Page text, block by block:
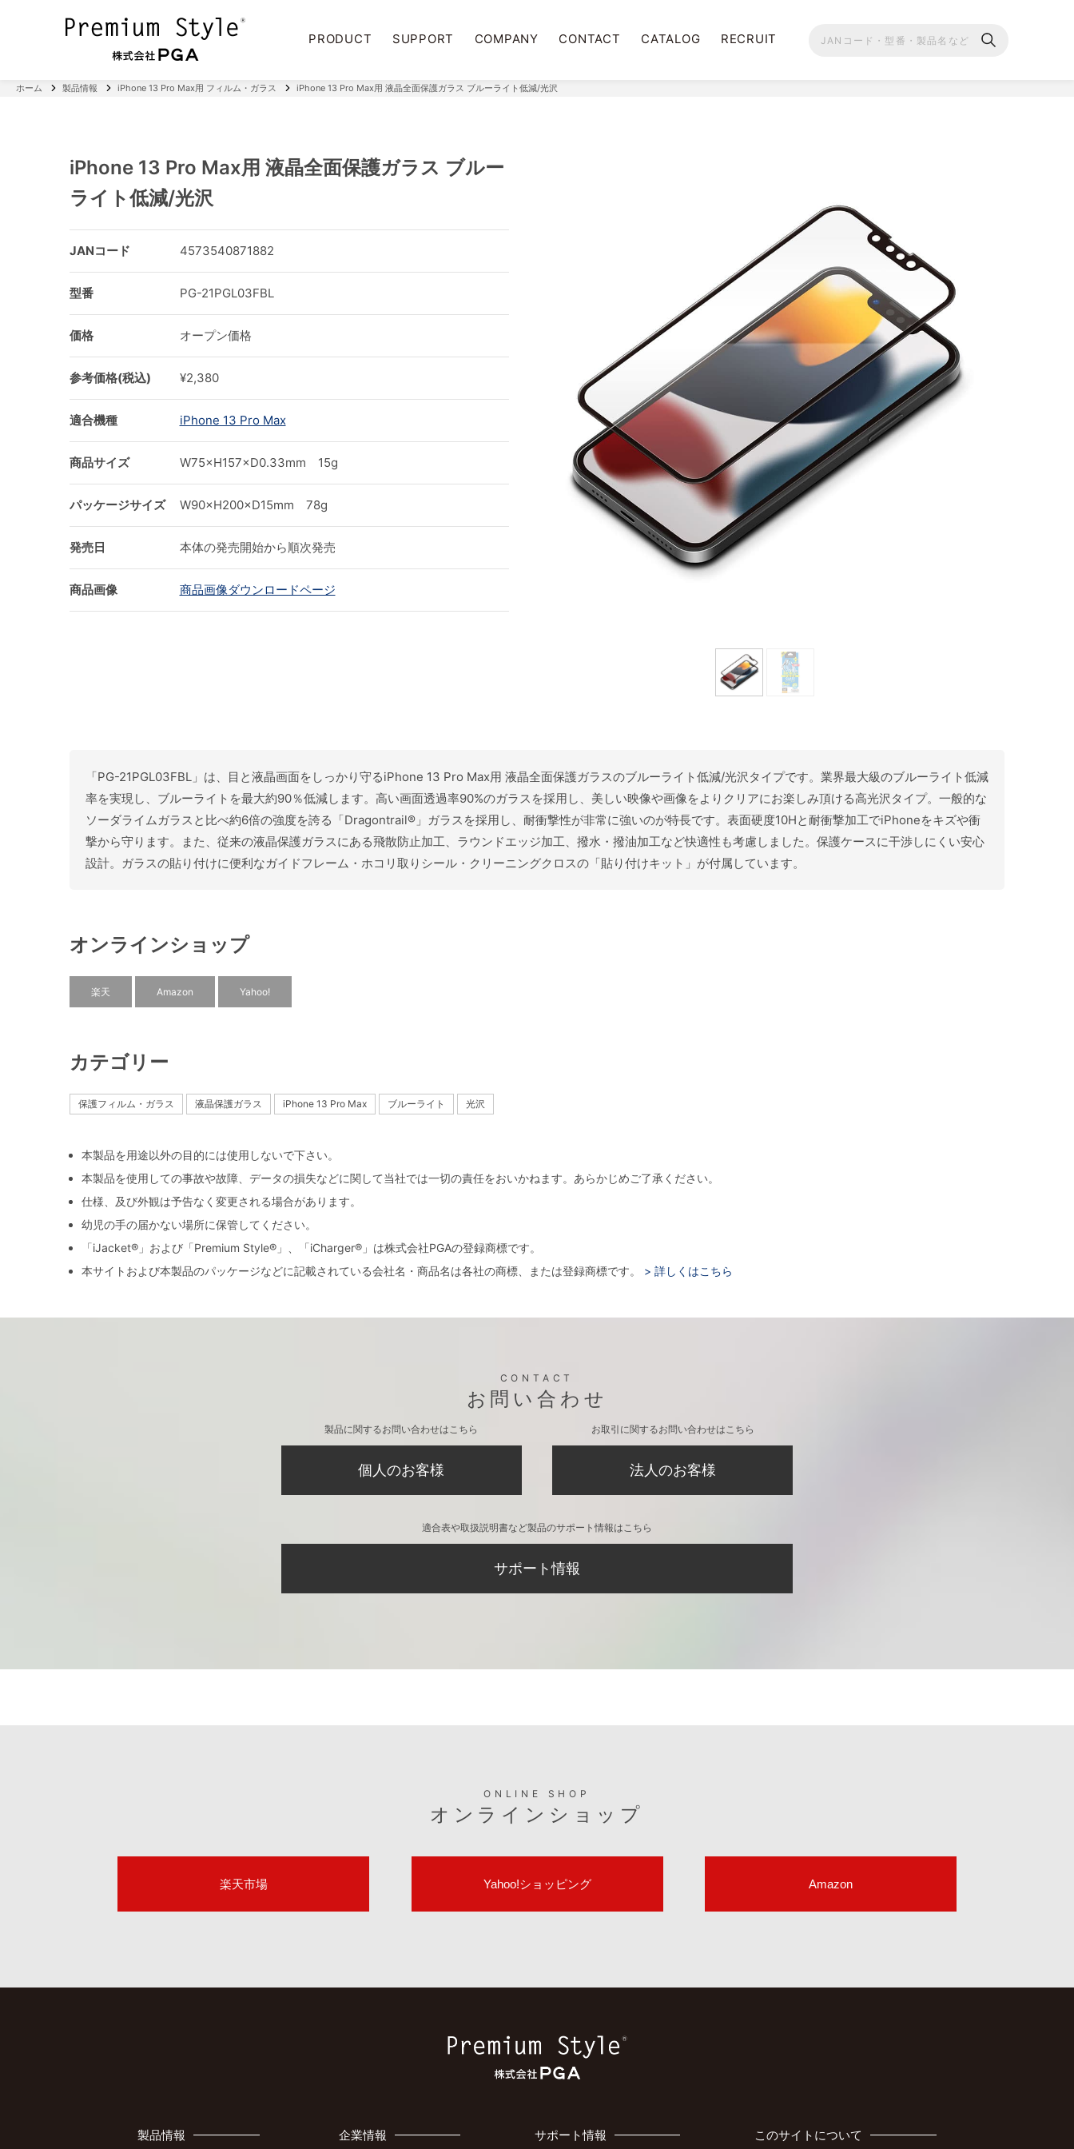
PRODUCT SUPPORT COMPANY CONTACT CATALOG RECRUIT
ホーム 製品情報 iPhone 13 Pro Max用 フィルム・ガラス iPhone 13 Pro Max用 液晶全面保護ガラス ブルーライト低減/光沢
iPhone 13 Pro Max用 液晶全面保護ガラス ブルー
ライト低減/光沢
JANコード 4573540871882
型番 PG-21PGL03FBL
価格 オープン価格
参考価格(税込) ¥2,380
適合機種 iPhone 13 Pro Max
商品サイズ W75×H157×D0.33mm 15g
パッケージサイズ W90×H200×D15mm 78g
発売日 本体の発売開始から順次発売
商品画像 商品画像ダウンロードページ
「PG-21PGL03FBL」は、目と液晶画面をしっかり守るiPhone 13 Pro Max用 液晶全面保護ガラスのブルーライト低減/光沢タイプです。業界最大級のブルーライト低減
率を実現し、ブルーライトを最大約90％低減します。高い画面透過率90%のガラスを採用し、美しい映像や画像をよりクリアにお楽しみ頂ける高光沢タイプ。一般的な
ソーダライムガラスと比べ約6倍の強度を誇る「Dragontrail®」ガラスを採用し、耐衝撃性が非常に強いのが特長です。表面硬度10Hと耐衝撃加工でiPhoneをキズや衝
撃から守ります。また、従来の液晶保護ガラスにある飛散防止加工、ラウンドエッジ加工、撥水・撥油加工など快適性も考慮しました。保護ケースに干渉しにくい安心
設計。ガラスの貼り付けに便利なガイドフレーム・ホコリ取りシール・クリーニングクロスの「貼り付けキット」が付属しています。
オンラインショップ
楽天 Amazon Yahoo!
カテゴリー
保護フィルム・ガラス 液晶保護ガラス iPhone 13 Pro Max ブルーライト 光沢
本製品を用途以外の目的には使用しないで下さい。
本製品を使用しての事故や故障、データの損失などに関して当社では一切の責任をおいかねます。あらかじめご了承ください。
仕様、及び外観は予告なく変更される場合があります。
幼児の手の届かない場所に保管してください。
「iJacket®」および「Premium Style®」、「iCharger®」は株式会社PGAの登録商標です。
本サイトおよび本製品のパッケージなどに記載されている会社名・商品名は各社の商標、または登録商標です。
> 詳しくはこちら
CONTACT
お問い合わせ
製品に関するお問い合わせはこちら
個人のお客様
お取引に関するお問い合わせはこちら
法人のお客様
適合表や取扱説明書など製品のサポート情報はこちら
サポート情報
ONLINE SHOP
オンラインショップ
楽天市場 Yahoo!ショッピング Amazon
製品情報 企業情報 サポート情報 このサイトについて